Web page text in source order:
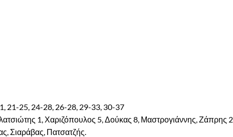
21-25, 24-28, 26-28, 29-33, 30-37
1, Χαριζόπουλος 5, Δούκας 8, Μαστρογιάννης, Ζάπρης 2,
Σιαράβας, Πατσατζής.